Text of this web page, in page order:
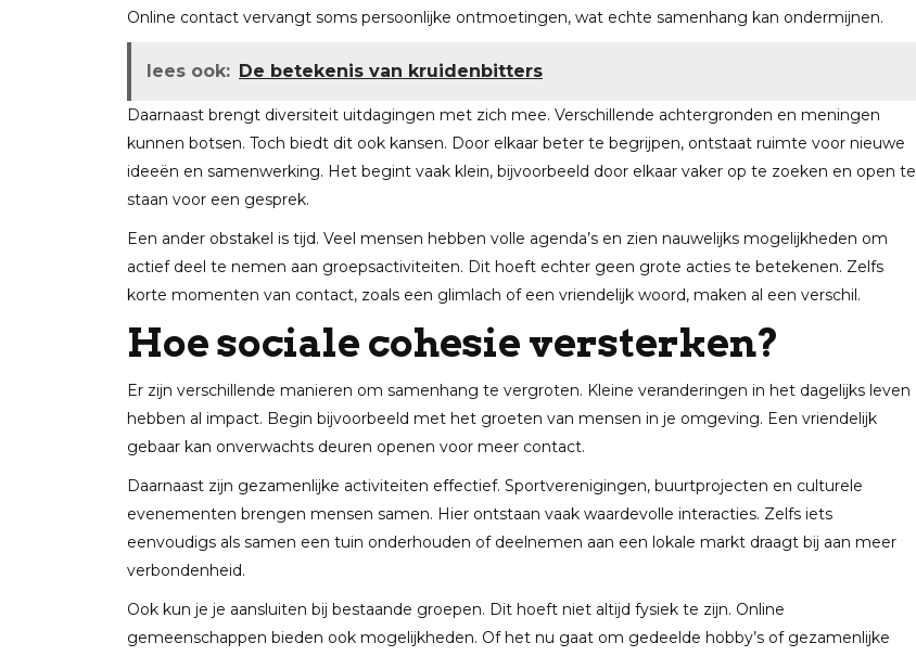
Online contact vervangt soms persoonlijke ontmoetingen, wat echte samenhang kan ondermijnen.
lees ook: De betekenis van kruidenbitters
Daarnaast brengt diversiteit uitdagingen met zich mee. Verschillende achtergronden en meningen
kunnen botsen. Toch biedt dit ook kansen. Door elkaar beter te begrijpen, ontstaat ruimte voor nieuwe
ideeën en samenwerking. Het begint vaak klein, bijvoorbeeld door elkaar vaker op te zoeken en open te
staan voor een gesprek.
Een ander obstakel is tijd. Veel mensen hebben volle agenda’s en zien nauwelijks mogelijkheden om
actief deel te nemen aan groepsactiviteiten. Dit hoeft echter geen grote acties te betekenen. Zelfs
korte momenten van contact, zoals een glimlach of een vriendelijk woord, maken al een verschil.
Hoe sociale cohesie versterken?
Er zijn verschillende manieren om samenhang te vergroten. Kleine veranderingen in het dagelijks leven
hebben al impact. Begin bijvoorbeeld met het groeten van mensen in je omgeving. Een vriendelijk
gebaar kan onverwachts deuren openen voor meer contact.
Daarnaast zijn gezamenlijke activiteiten effectief. Sportverenigingen, buurtprojecten en culturele
evenementen brengen mensen samen. Hier ontstaan vaak waardevolle interacties. Zelfs iets
eenvoudigs als samen een tuin onderhouden of deelnemen aan een lokale markt draagt bij aan meer
verbondenheid.
Ook kun je je aansluiten bij bestaande groepen. Dit hoeft niet altijd fysiek te zijn. Online
gemeenschappen bieden ook mogelijkheden. Of het nu gaat om gedeelde hobby’s of gezamenlijke